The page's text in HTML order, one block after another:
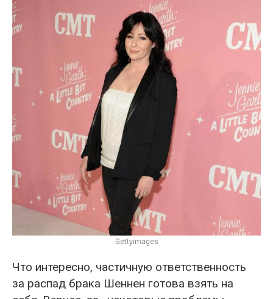
Gettyimages
Что интересно, частичную ответственность
за распад брака Шеннен готова взять на